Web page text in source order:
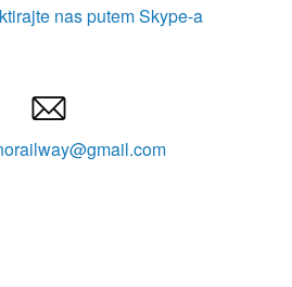
nas putem Skype-a
